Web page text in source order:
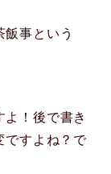
事という
！後で書き
ですよね？で